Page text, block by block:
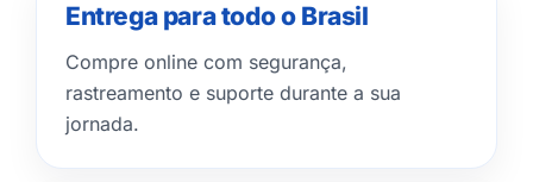
Entrega para todo o Brasil
Compre online com segurança,
rastreamento e suporte durante a sua
jornada.